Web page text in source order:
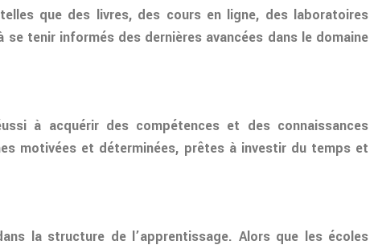
que des livres, des cours en ligne, des laboratoires
tenir informés des dernières avancées dans le domaine
à acquérir des compétences et des connaissances
motivées et déterminées, prêtes à investir du temps et
la structure de l’apprentissage. Alors que les écoles